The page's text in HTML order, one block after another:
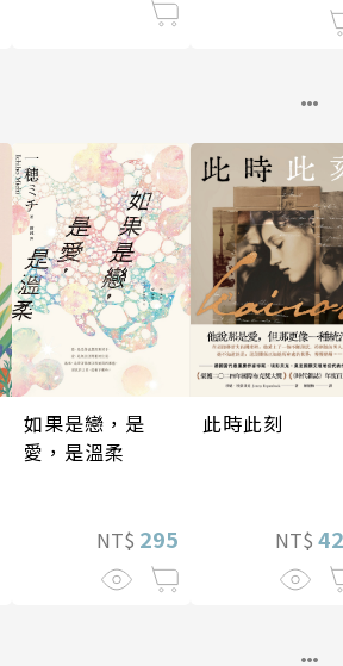
如果是戀，是
愛，是溫柔
NT$ 295
此時此刻
NT$